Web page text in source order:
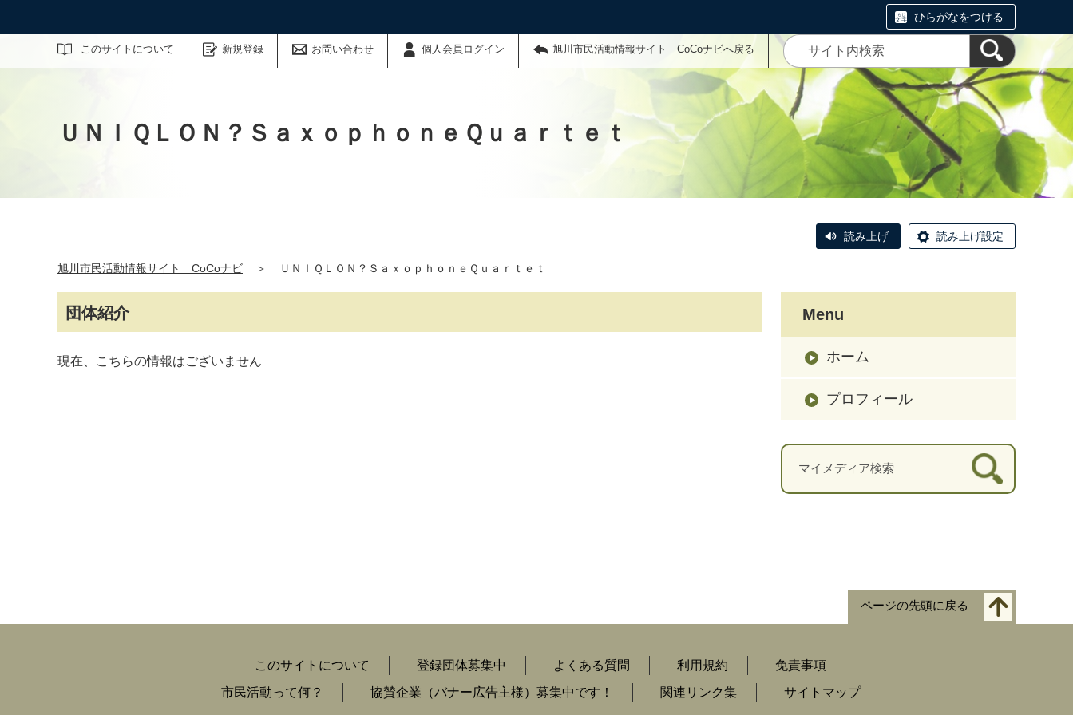
ひらがなをつける
このサイトについて 新規登録 お問い合わせ 個人会員ログイン 旭川市民活動情報サイト CoCoナビへ戻る
サイト内検索
ＵＮＩＱＬＯＮ？ＳａｘｏｐｈｏｎｅＱｕａｒｔｅｔ
読み上げ 読み上げ設定
旭川市民活動情報サイト CoCoナビ ＞ ＵＮＩＱＬＯＮ？ＳａｘｏｐｈｏｎｅＱｕａｒｔｅｔ
団体紹介
現在、こちらの情報はございません
Menu
ホーム
プロフィール
ページの先頭に戻る
このサイトについて 登録団体募集中 よくある質問 利用規約
免責事項
市民活動って何？
協賛企業（バナー広告主様）募集中です！ 関連リンク集 サイトマップ